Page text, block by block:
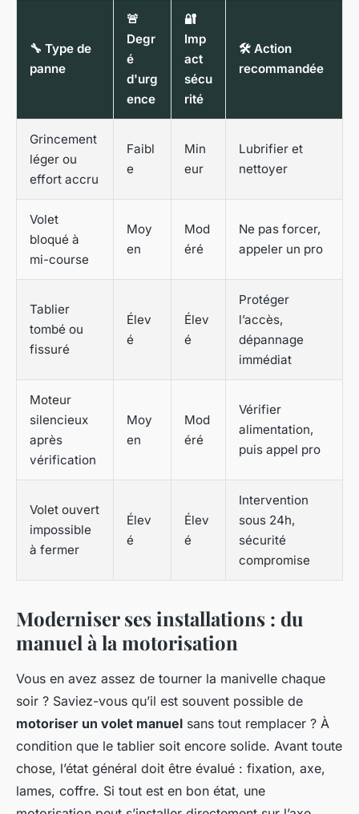
🔧 Type de
panne
🚨
Degr
é
d'urg
ence
🔐
Imp
act
sécu
rité
🛠️ Action
recommandée
Grincement
léger ou
effort accru
Faibl
e
Min
eur
Lubrifier et
nettoyer
Volet
bloqué à
mi-course
Moy
en
Mod
éré
Ne pas forcer,
appeler un pro
Tablier
tombé ou
fissuré
Élev
é
Élev
é
Protéger
l’accès,
dépannage
immédiat
Moteur
silencieux
après
vérification
Moy
en
Mod
éré
Vérifier
alimentation,
puis appel pro
Volet ouvert
impossible
à fermer
Élev
é
Élev
é
Intervention
sous 24h,
sécurité
compromise
Moderniser ses installations : du
manuel à la motorisation
Vous en avez assez de tourner la manivelle chaque
soir ? Saviez-vous qu’il est souvent possible de
motoriser un volet manuel sans tout remplacer ? À
condition que le tablier soit encore solide. Avant toute
chose, l’état général doit être évalué : fixation, axe,
lames, coffre. Si tout est en bon état, une